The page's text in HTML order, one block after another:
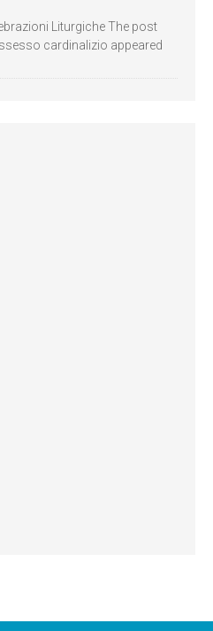
Liturgiche The post
cardinalizio appeared